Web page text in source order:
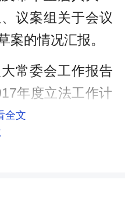
议案组关于会议
案的情况汇报。
常委会工作报告
年度立法工作计
了市人民政府关
展工作情况的报
全文